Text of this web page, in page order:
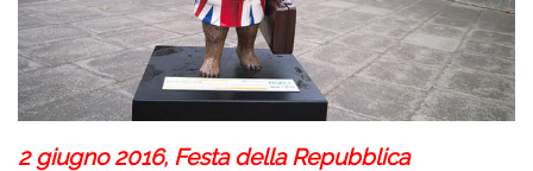
2 giugno 2016, Festa della Repubblica